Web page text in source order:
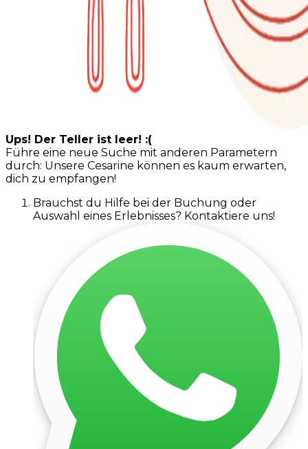
Ups! Der Teller ist leer! :(
Führe eine neue Suche mit anderen Parametern
durch: Unsere Cesarine können es kaum erwarten,
dich zu empfangen!
Brauchst du Hilfe bei der Buchung oder
Auswahl eines Erlebnisses? Kontaktiere uns!